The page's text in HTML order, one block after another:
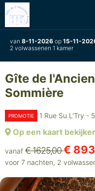
van 8-11-2026 op 15-11-
2 volwassenen 1 kamer
Gîte de
Sommière
PROMOTIE 1 Rue Su L'Try -
Op een kaart
vanaf € 1625,00€
voor 7 nachten, 2